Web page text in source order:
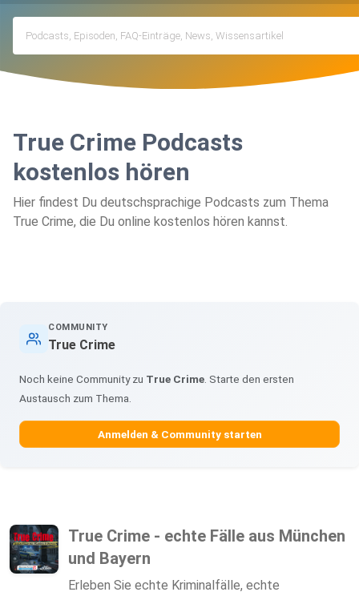
True Crime Podcasts
kostenlos hören
Hier findest Du deutschsprachige Podcasts zum Thema
True Crime, die Du online kostenlos hören kannst.
True Crime - echte Fälle aus München
und Bayern
Erleben Sie echte Kriminalfälle, echte
COMMUNITY
True Crime
Noch keine Community zu True Crime . Starte den ersten
Austausch zum Thema.
Anmelden & Community starten